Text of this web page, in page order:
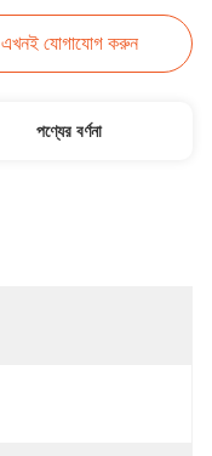
এখনই যোগাযোগ করুন
পণ্যের বর্ণনা